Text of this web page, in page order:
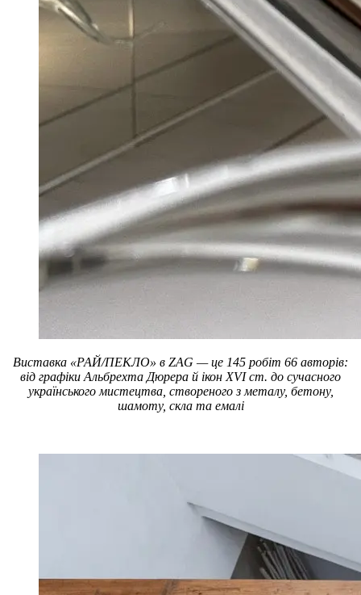
Виставка «РАЙ/ПЕКЛО» в ZAG — це 145 робіт 66 авторів:
від графіки Альбрехта Дюрера й ікон XVI ст. до сучасного
українського мистецтва, створеного з металу, бетону,
шамоту, скла та емалі